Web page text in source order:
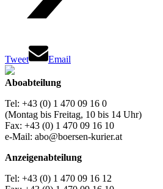
Tweet Email
Aboabteilung
Tel: +43 (0) 1 470 09 16 0
(Montag bis Freitag, 10 bis 14 Uhr)
Fax: +43 (0) 1 470 09 16 10
e-Mail: abo@boersen-kurier.at
Anzeigenabteilung
Tel: +43 (0) 1 470 09 16 12